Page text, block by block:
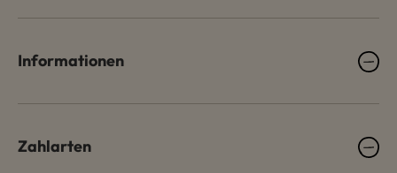
Informationen
Zahlarten